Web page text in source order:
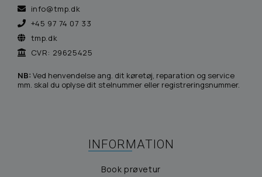
info@tmp.dk
+45 97 74 07 33
tmp.dk
CVR: 29625425
NB: Ved henvendelse ang. dit køretøj, reparation og service
mm. skal du oplyse dit stelnummer eller registreringsnummer.
INFORMATION
Book prøvetur